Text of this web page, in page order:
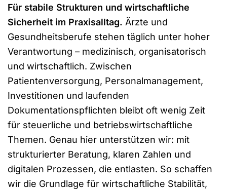
Für stabile Strukturen und wirtschaftliche
Sicherheit im Praxisalltag. Ärzte und
Gesundheitsberufe stehen täglich unter hoher
Verantwortung – medizinisch, organisatorisch
und wirtschaftlich. Zwischen
Patientenversorgung, Personalmanagement,
Investitionen und laufenden
Dokumentationspflichten bleibt oft wenig Zeit
für steuerliche und betriebswirtschaftliche
Themen. Genau hier unterstützen wir: mit
strukturierter Beratung, klaren Zahlen und
digitalen Prozessen, die entlasten. So schaffen
wir die Grundlage für wirtschaftliche Stabilität,